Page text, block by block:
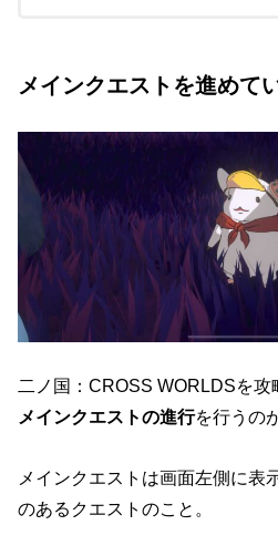
メインクエストを進めて
二ノ国：CROSS WORLDSを
メインクエストの進行を行うの
メインクエストは画面左側に表
のあるクエストのこと。